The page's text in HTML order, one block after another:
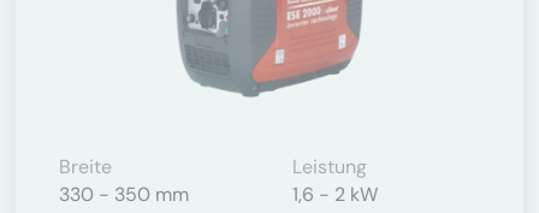
Breite
330 - 350 mm
Leistung
1,6 - 2 kW